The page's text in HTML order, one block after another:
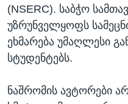
(NSERC). საბჭო
უზრუნველყოფს
ეხმარება უმაღლესი
სტუდენტებს.
ნაშრომის ავტორები